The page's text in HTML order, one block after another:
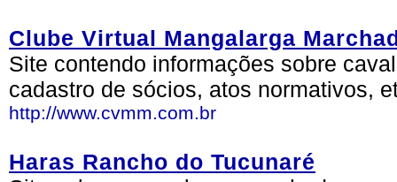
Clube Virtual Mangalarga
Site contendo informações sobre
cadastro de sócios, atos normativos,
http://www.cvmm.com.br
Haras Rancho do Tucunaré